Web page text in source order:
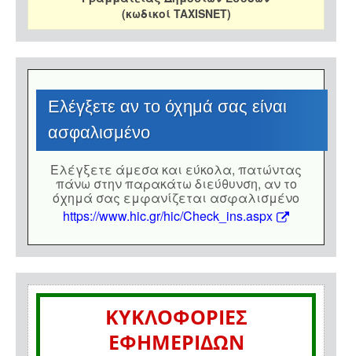
(κωδικοί TAXISNET)
Eλέγξετε αν το όχημά σας είναι
ασφαλισμένο
Eλέγξετε άμεσα και εύκολα, πατώντας
πάνω στην παρακάτω διεύθυνση, αν το
όχημά σας εμφανίζεται ασφαλισμένο
https://www.hic.gr/hic/Check_ins.aspx
ΚΥΚΛΟΦΟΡΙΕΣ
ΕΦΗΜΕΡΙΔΩΝ